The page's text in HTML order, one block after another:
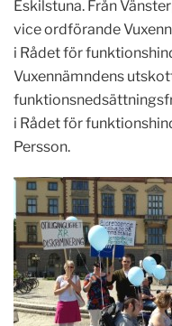
Eskilstuna. Från
vice ordförande
i Rådet för
Vuxennämndens
i Rådet för
Persson.